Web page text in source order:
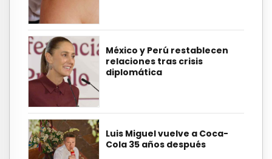
México y Perú restablecen
relaciones tras crisis
diplomática
Luis Miguel vuelve a Coca-
Cola 35 años después